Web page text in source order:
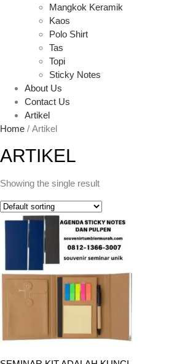
Mangkok Keramik
Kaos
Polo Shirt
Tas
Topi
Sticky Notes
About Us
Contact Us
Artikel
Home / Artikel
ARTIKEL
Showing the single result